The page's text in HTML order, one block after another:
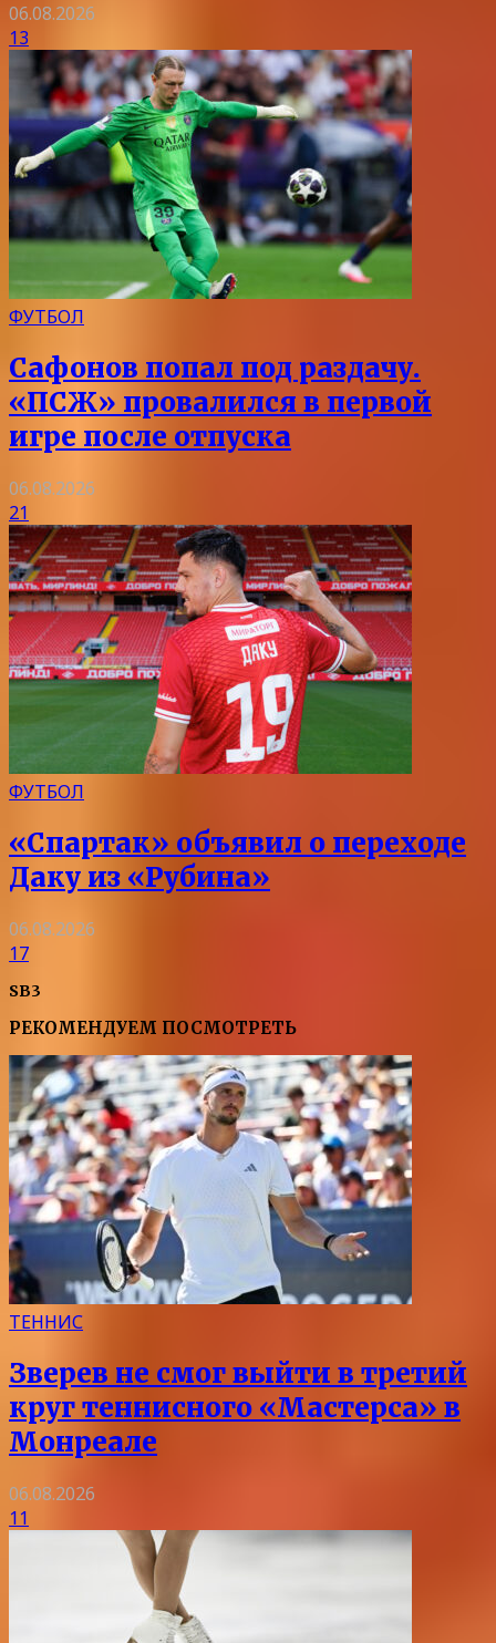
06.08.2026
13
ФУТБОЛ
Сафонов попал под раздачу.
«ПСЖ» провалился в первой
игре после отпуска
06.08.2026
21
ФУТБОЛ
«Спартак» объявил о переходе
Даку из «Рубина»
06.08.2026
17
SB3
РЕКОМЕНДУЕМ ПОСМОТРЕТЬ
ТЕННИС
Зверев не смог выйти в третий
круг теннисного «Мастерса» в
Монреале
06.08.2026
11